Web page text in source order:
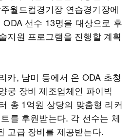
월드컵경기장 연습경기장에
선수 13명을 대상으로 후
지원 프로그램을 진행할 계획
카, 남미 등에서 온 ODA 초청
궁 장비 제조업체인 파이빅
총 1억원 상당의 맞춤형 리커
를 후원받는다. 각 선수는 체
고급 장비를 제공받는다.